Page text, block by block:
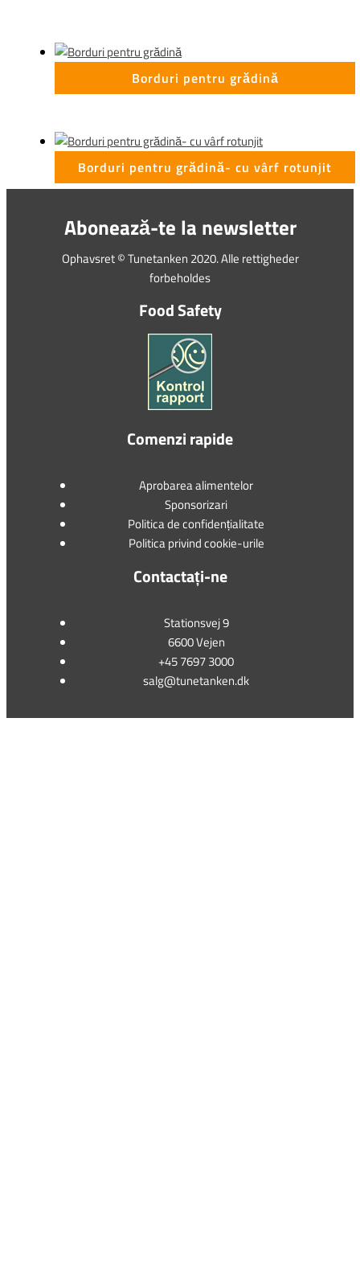
Borduri pentru grădină
Borduri pentru grădină- cu vârf rotunjit
Abonează-te la newsletter
Ophavsret © Tunetanken 2020. Alle rettigheder
forbeholdes
Food Safety
Comenzi rapide
Aprobarea alimentelor
Sponsorizari
Politica de confidențialitate
Politica privind cookie-urile
Contactați-ne
Stationsvej 9
6600 Vejen
+45 7697 3000
salg@tunetanken.dk